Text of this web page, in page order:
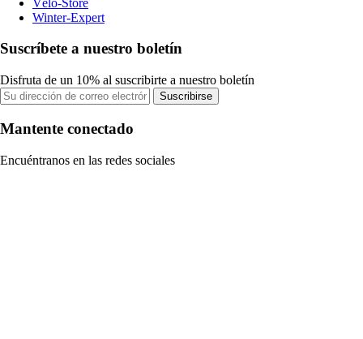
Winter-Expert
Suscríbete a nuestro boletín
Disfruta de un 10% al suscribirte a nuestro boletín
Suscribirse
Mantente conectado
Encuéntranos en las redes sociales